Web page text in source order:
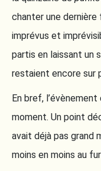
chanter une
imprévus et
partis en laissant un
restaient encore sur
En bref,
moment. Un point
avait déjà pas grand
moins en moins au